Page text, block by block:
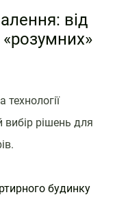
від
технології
рішень для
будинку